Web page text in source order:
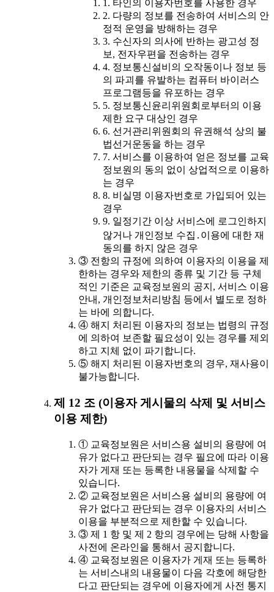
1. 타인의 이용자번호를 사용한 경우
2. 다량의 정보를 전송하여 서비스의 안
정적 운영을 방해하는 경우
3. 수신자의 의사에 반하는 광고성 정
보, 전자우편을 전송하는 경우
4. 정보통신설비의 오작동이나 정보 등
의 파괴를 유발하는 컴퓨터 바이러스
프로그램등을 유포하는 경우
5. 정보통신윤리위원회로부터의 이용
제한 요구 대상인 경우
6. 선거관리위원회의 유권해석 상의 불
법선거운동을 하는 경우
7. 서비스를 이용하여 얻은 정보를 교육
정보원의 동의 없이 상업적으로 이용하
는 경우
8. 비실명 이용자번호로 가입되어 있는
경우
9. 일정기간 이상 서비스에 로그인하지
않거나 개인정보 수집․이용에 대한 재
동의를 하지 않은 경우
③ 전항의 규정에 의하여 이용자의 이용을 제
한하는 경우와 제한의 종류 및 기간 등 구체
적인 기준은 교육정보원의 공지, 서비스 이용
안내, 개인정보처리방침 등에서 별도로 정하
는 바에 의합니다.
④ 해지 처리된 이용자의 정보는 법령의 규정
에 의하여 보존할 필요성이 있는 경우를 제외
하고 지체 없이 파기합니다.
⑤ 해지 처리된 이용자번호의 경우, 재사용이
불가능합니다.
제 12 조 (이용자 게시물의 삭제 및 서비스
이용 제한)
① 교육정보원은 서비스용 설비의 용량에 여
유가 없다고 판단되는 경우 필요에 따라 이용
자가 게재 또는 등록한 내용물을 삭제할 수
있습니다.
② 교육정보원은 서비스용 설비의 용량에 여
유가 없다고 판단되는 경우 이용자의 서비스
이용을 부분적으로 제한할 수 있습니다.
③ 제 1 항 및 제 2 항의 경우에는 당해 사항을
사전에 온라인을 통해서 공지합니다.
④ 교육정보원은 이용자가 게재 또는 등록하
는 서비스내의 내용물이 다음 각호에 해당한
다고 판단되는 경우에 이용자에게 사전 통지